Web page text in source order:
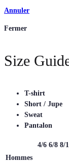
Annuler
Fermer
Size
T-shirt
Short / Jupe
Sweat
Pantalon
4/6 6/8 8/
Hommes